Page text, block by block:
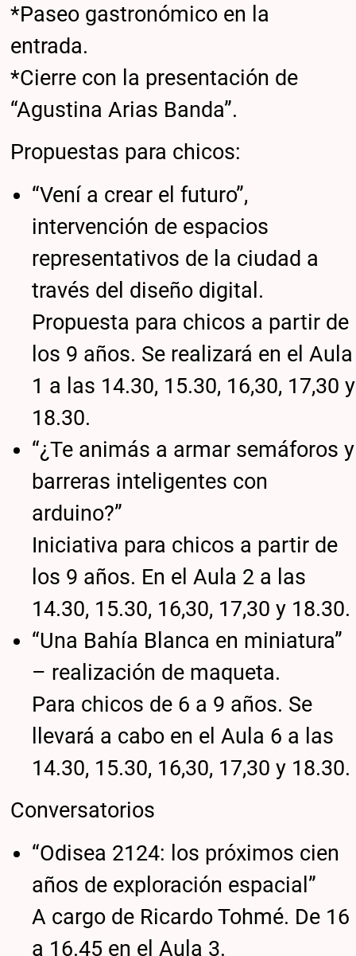
*Paseo gastronómico en la
entrada.
*Cierre con la presentación de
“Agustina Arias Banda”.
Propuestas para chicos:
“Vení a crear el futuro”,
intervención de espacios
representativos de la ciudad a
través del diseño digital.
Propuesta para chicos a partir de
los 9 años. Se realizará en el Aula
1 a las 14.30, 15.30, 16,30, 17,30 y
18.30.
“¿Te animás a armar semáforos y
barreras inteligentes con
arduino?”
Iniciativa para chicos a partir de
los 9 años. En el Aula 2 a las
14.30, 15.30, 16,30, 17,30 y 18.30.
“Una Bahía Blanca en miniatura”
– realización de maqueta.
Para chicos de 6 a 9 años. Se
llevará a cabo en el Aula 6 a las
14.30, 15.30, 16,30, 17,30 y 18.30.
Conversatorios
“Odisea 2124: los próximos cien
años de exploración espacial”
A cargo de Ricardo Tohmé. De 16
a 16.45 en el Aula 3.